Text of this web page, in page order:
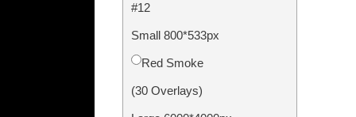
Foto restaurering
#12
Small 800*533px
Red Smoke
(30 Overlays)